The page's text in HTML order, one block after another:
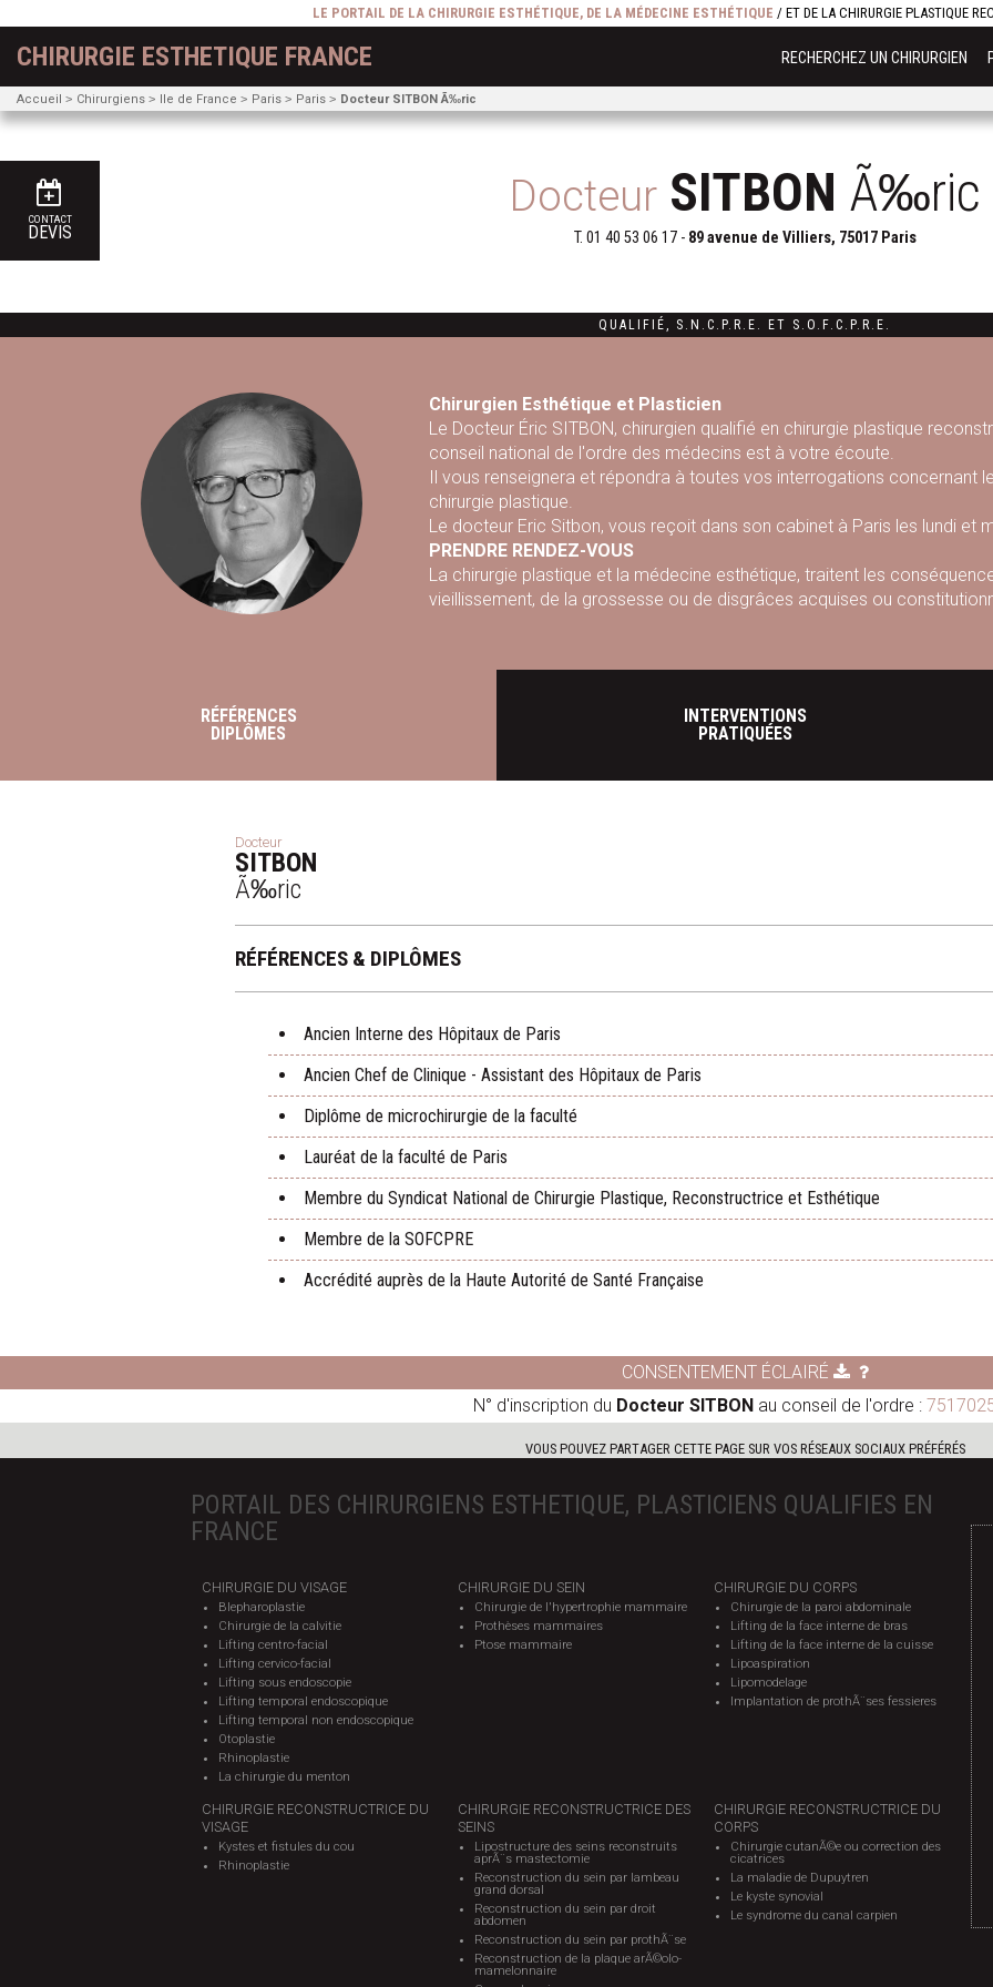
LE PORTAIL DE LA CHIRURGIE ESTHÉTIQUE, DE LA MÉDECINE ESTHÉTIQUE / ET DE LA CHIRURGIE PLASTIQUE
CHIRURGIE ESTHETIQUE FRANCE RECHERCHEZ UN CHIRURGIEN
Accueil Chirurgiens Ile de France Paris Paris Docteur SITBON Ã‰ric
Docteur SITBON Ã‰ric
T. 01 40 53 06 17- 89 avenue de Villiers, 75017 Paris
CONTACT
DEVIS
QUALIFIÉ, S.N.C.P.R.E. ET S.O.F.C.P.R.E.
Chirurgien Esthétique et Plasticien
Le Docteur Éric SITBON, chirurgien qualifié en chirurgie plastique
conseil national de l'ordre des médecins est à votre écoute.
Il vous renseignera et répondra à toutes vos interrogations concernant
chirurgie plastique.
Le docteur Eric Sitbon, vous reçoit dans son cabinet à Paris les lundi et
PRENDRE RENDEZ-VOUS
La chirurgie plastique et la médecine esthétique, traitent les
vieillissement, de la grossesse ou de disgrâces acquises ou
RÉFÉRENCES
DIPLÔMES
INTERVENTIONS
PRATIQUÉES
Docteur
SITBON
Ã‰ric
RÉFÉRENCES & DIPLÔMES
Ancien Interne des Hôpitaux de Paris
Ancien Chef de Clinique - Assistant des Hôpitaux de Paris
Diplôme de microchirurgie de la faculté
Lauréat de la faculté de Paris
Membre du Syndicat National de Chirurgie Plastique, Reconstructrice et Esthétique
Membre de la SOFCPRE
Accrédité auprès de la Haute Autorité de Santé Française
CONSENTEMENT ÉCLAIRÉ
N° d'inscription du Docteur SITBON au conseil de l'ordre :
VOUS POUVEZ PARTAGER CETTE PAGE SUR VOS RÉSEAUX SOCIAUX PRÉFÉRÉS
PORTAIL DES CHIRURGIENS ESTHETIQUE, PLASTICIENS QUALIFIES EN
FRANCE
CHIRURGIE DU VISAGE
Blepharoplastie
Chirurgie de la calvitie
Lifting centro-facial
Lifting cervico-facial
Lifting sous endoscopie
Lifting temporal endoscopique
Lifting temporal non endoscopique
Otoplastie
Rhinoplastie
La chirurgie du menton
CHIRURGIE DU SEIN
Chirurgie de l'hypertrophie mammaire
Prothèses mammaires
Ptose mammaire
CHIRURGIE DU CORPS
Chirurgie de la paroi abdominale
Lifting de la face interne de bras
Lifting de la face interne de la cuisse
Lipoaspiration
Lipomodelage
Implantation de prothÃ¨ses fessieres
CHIRURGIE RECONSTRUCTRICE DU
VISAGE
Kystes et fistules du cou
Rhinoplastie
CHIRURGIE RECONSTRUCTRICE DES
SEINS
Lipostructure des seins reconstruits
aprÃ¨s mastectomie
Reconstruction du sein par lambeau
grand dorsal
Reconstruction du sein par droit
abdomen
Reconstruction du sein par prothÃ¨se
Reconstruction de la plaque arÃ©olo-
mamelonnaire
CHIRURGIE RECONSTRUCTRICE DU
CORPS
Chirurgie cutanÃ©e ou correction des
cicatrices
La maladie de Dupuytren
Le kyste synovial
Le syndrome du canal carpien